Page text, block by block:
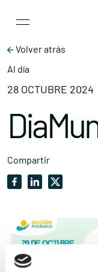
Main
Volver atrás
Al día
28 OCTUBRE 2024
Compartir